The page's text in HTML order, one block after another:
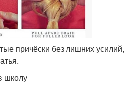
причёски без лишних усилий,
школу